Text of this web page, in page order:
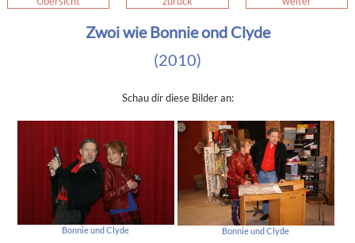
Zwoi wie Bonnie ond Clyde
(2010)
Schau dir diese Bilder an:
Bonnie und Clyde Bonnie und Clyde